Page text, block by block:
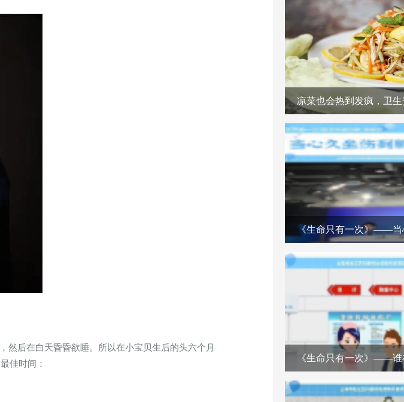
然后在白天昏昏欲睡。所以在小宝贝生后的头六个月
佳时间：
凉菜也会热到发疯，卫
《生命只有一次》——当
《生命只有一次》——谁